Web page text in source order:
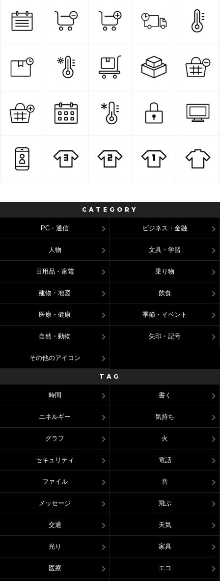
CATEGORY
PC・通信 ビジネス・金融
人物 文具・学習
日用品・家電 乗り物
建物・地図 飲食
医療・健康 季節・イベント
自然・動物 矢印・記号
その他のアイコン
TAG
時間 書く
エネルギー 気持ち
グラフ 火
セキュリティ 電話
ファイル 音
メッセージ 飛ぶ
交通 天気
光り 家具
医療 エコ